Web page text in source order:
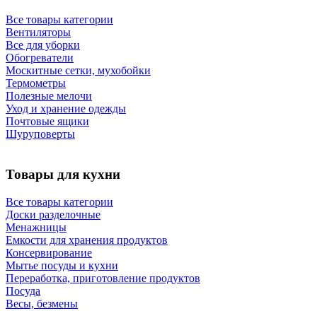
Все товары категории
Вентиляторы
Все для уборки
Обогреватели
Москитные сетки, мухобойки
Термометры
Полезные мелочи
Уход и хранение одежды
Почтовые ящики
Шуруповерты
Товары для кухни
Все товары категории
Доски разделочные
Менажницы
Емкости для хранения продуктов
Консервирование
Мытье посуды и кухни
Переработка, приготовление продуктов
Посуда
Весы, безмены